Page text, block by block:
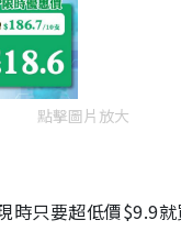
點擊圖片放大
只要超低價$9.9